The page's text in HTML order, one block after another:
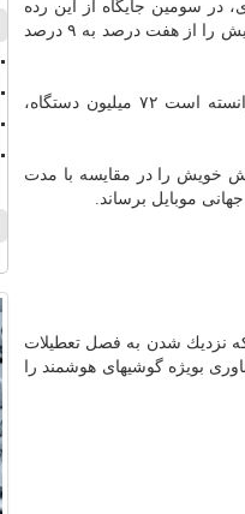
هم دقیقا با كسب همان ۱۲ درصد سهم از بازارهای جهانی موبایل در سال ۲۰۱۷ میلادی، در سومین جایگاه از این رده
بندی ایستاده است. شیائومی هم با دو درصد رشد، توانسته است پس از این سه غول تكنولوژی بایستد و سهم خویش را از هفت درصد به ۹ درصد
در گزارش وب سایت gsmarena همینطور آمده است كه سامسونگ در سومین فصل از سال ۲۰۱۸ میلادی توانسته است ۷۲ میلیون دستگاه،
خویش را در مقایسه با مدت
كه نزدیك شدن به فصل تعطیلات
بویژه گوشیهای هوشمند را